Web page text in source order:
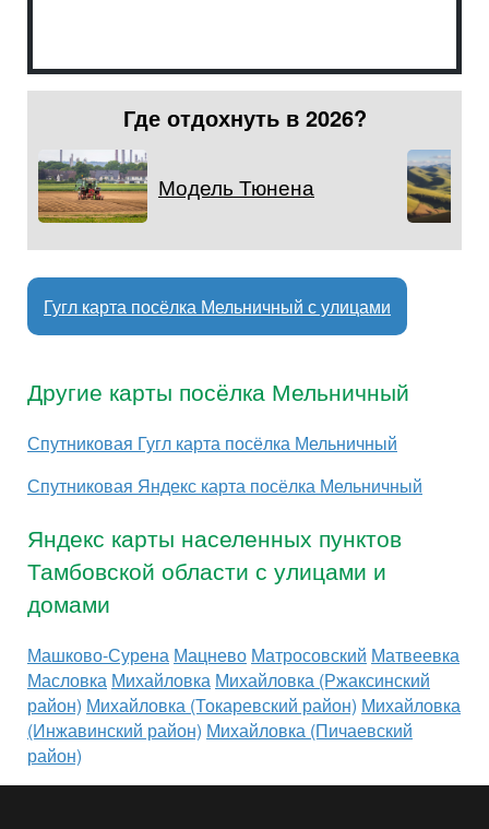
Где отдохнуть в 2026?
Модель Тюнена
Гугл карта посёлка Мельничный с улицами
Другие карты посёлка Мельничный
Спутниковая Гугл карта посёлка Мельничный
Спутниковая Яндекс карта посёлка Мельничный
Яндекс карты населенных пунктов
Тамбовской области с улицами и
домами
Машково-Сурена Мацнево Матросовский Матвеевка
Масловка Михайловка Михайловка (Ржаксинский
район) Михайловка (Токаревский район) Михайловка
(Инжавинский район) Михайловка (Пичаевский
район)